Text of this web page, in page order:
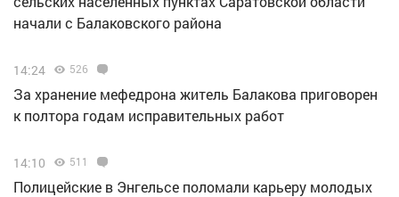
начали с Балаковского района
14:24 526
За хранение мефедрона житель Балакова приговорен
к полтора годам исправительных работ
14:10 511
Полицейские в Энгельсе поломали карьеру молодых